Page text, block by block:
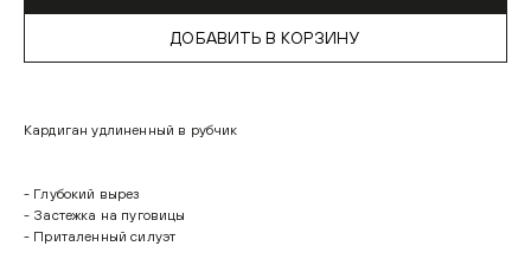
ДОБАВИТЬ В КОРЗИНУ
Кардиган удлиненный в рубчик
- Глубокий вырез
- Застежка на пуговицы
- Приталенный силуэт